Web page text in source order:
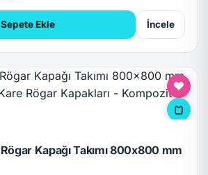
Sepete Ekle İncele
Kapağı Takımı 800x800 mm